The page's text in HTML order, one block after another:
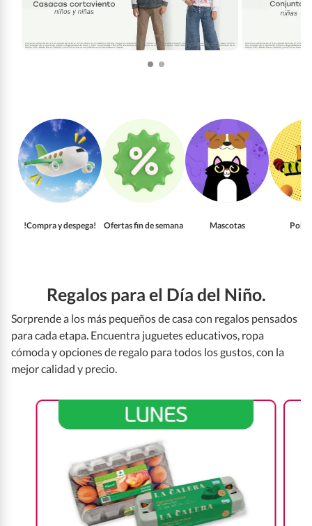
!Compra y despega! Ofertas fin de semana Mascotas
Regalos para el Día del Niño.
Sorprende a los más pequeños de casa con regalos pensados
para cada etapa. Encuentra juguetes educativos, ropa
cómoda y opciones de regalo para todos los gustos, con la
mejor calidad y precio.